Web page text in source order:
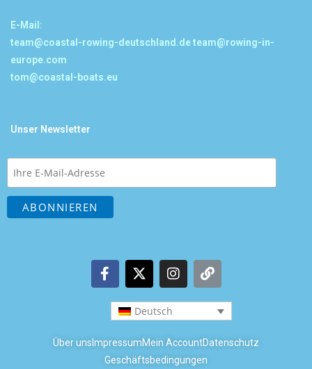
E-Mail:
team@coastal-rowing-deutschland.deteam@rowing-in-
europe.com
tom@coastal-boats.eu
Unser Newsletter
Deutsch
Über uns ImpressumMein AccountDatenschutz
Geschäftsbedingungen